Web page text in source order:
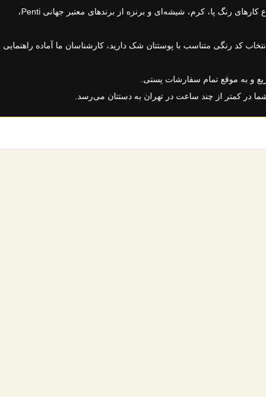
دسترسی به انواع کارهای رنگ پا، کرم، شیشه‌ای و برنزه از برندهای معتبر جهانی Penti،
کد رنگی متناسب با پوستتان شک دارید، کارشناسان ما آماده راهنمایی
و به موقع تمام سفارشات پستی.
در کمتر از چند ساعت در تهران به دستتان می‌رسد.